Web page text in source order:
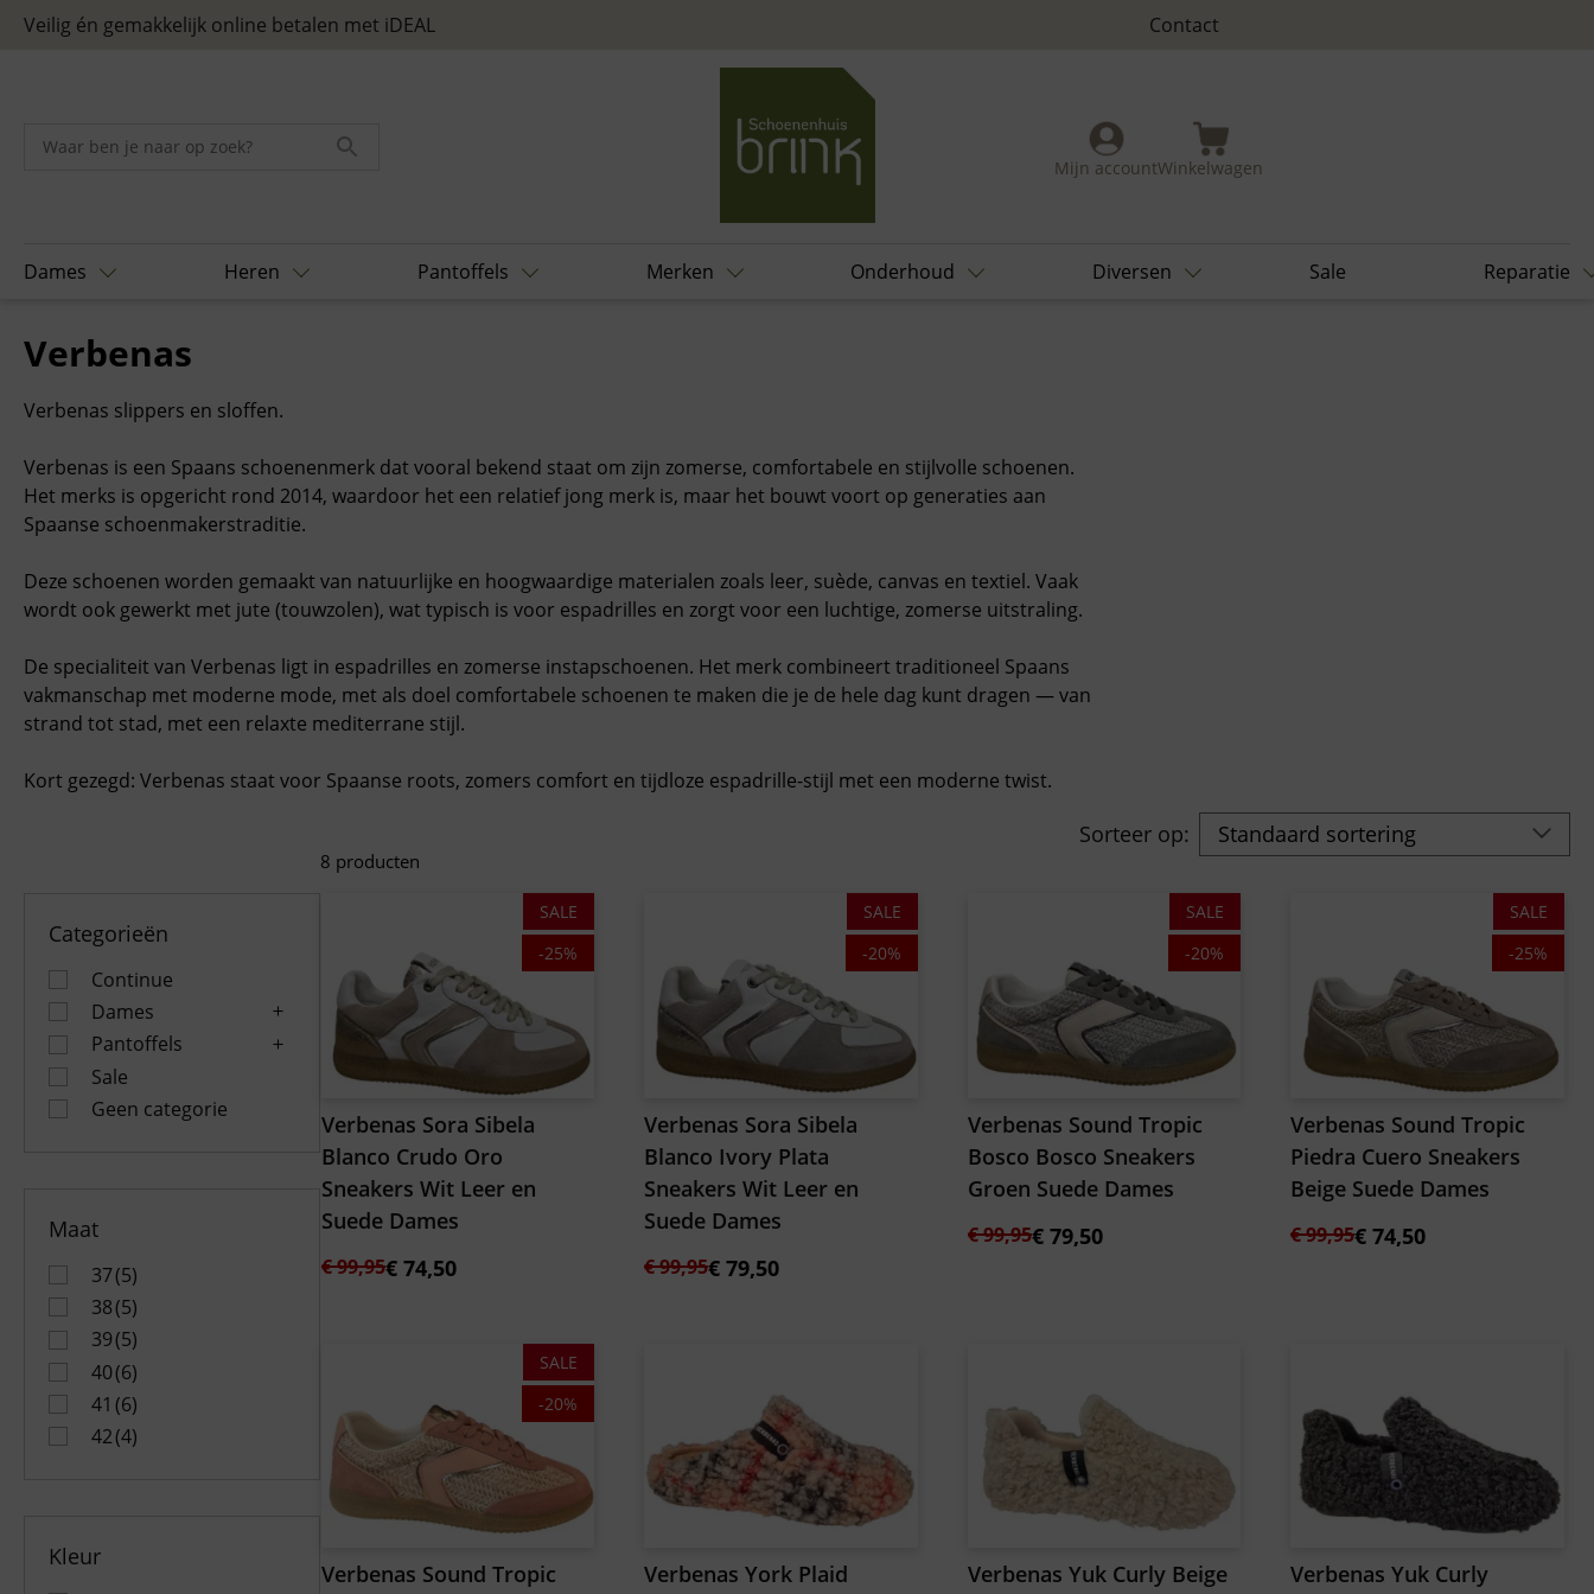
SkipVeilig én gemakkelijk online betalen met iDEAL Contact
Mijn accountWinkelwagen
Dames Heren Pantoffels Merken Onderhoud Diversen Sale Reparatie
Home/ Verbenas
Verbenas
Verbenas slippers en sloffen.
Verbenas is een Spaans schoenenmerk dat vooral bekend staat om zijn zomerse, comfortabele en stijlvolle schoenen.
Het merks is opgericht rond 2014, waardoor het een relatief jong merk is, maar het bouwt voort op generaties aan
Spaanse schoenmakerstraditie.
Deze schoenen worden gemaakt van natuurlijke en hoogwaardige materialen zoals leer, suède, canvas en textiel. Vaak
wordt ook gewerkt met jute (touwzolen), wat typisch is voor espadrilles en zorgt voor een luchtige, zomerse uitstraling.
De specialiteit van Verbenas ligt in espadrilles en zomerse instapschoenen. Het merk combineert traditioneel Spaans
vakmanschap met moderne mode, met als doel comfortabele schoenen te maken die je de hele dag kunt dragen — van
strand tot stad, met een relaxte mediterrane stijl.
Kort gezegd: Verbenas staat voor Spaanse roots, zomers comfort en tijdloze espadrille-stijl met een moderne twist.
Categorieën
Continue
Dames
Pantoffels
Sale
Geen categorie
Maat
37(5)
38(5)
39(5)
40(6)
41 (6)
42(4)
Kleur
8 producten
Sorteer op:
SALE
-25%
Verbenas Sora Sibela
Blanco Crudo Oro
Sneakers Wit Leer en
Suede Dames
€99,95
Oorspronkelijke
€ 74,50
Huidige
SALE
-20%
Verbenas Sora Sibela
Blanco Ivory Plata
Sneakers Wit Leer en
Suede Dames
€99,95
Oorspronkelijke
€ 79,50
Huidige
SALE
-20%
Verbenas Sound Tropic
Bosco Bosco Sneakers
Groen Suede Dames
€99,95
Oorspronkelijke
€79,50
Huidige
SALE
-25%
Verbenas Sound Tropic
Piedra Cuero Sneakers
Beige Suede Dames
€99,95
Oorspronkelijke
€ 74,50
Huidige
SALE
-20%
Verbenas Sound Tropic
Verbenas York Plaid
Verbenas Yuk Curly Beige
Verbenas Yuk Curly